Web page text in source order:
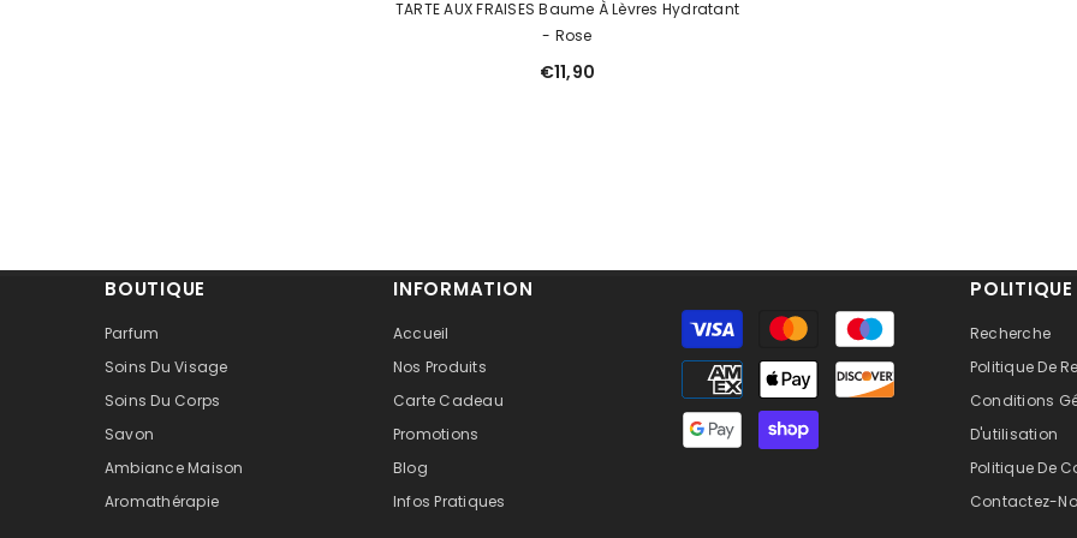
TARTE AUX FRAISES Baume À Lèvres Hydratant
- Rose
€11,90
BOUTIQUE
Parfum
Soins Du Visage
Soins Du Corps
Savon
Ambiance Maison
Aromathérapie
INFORMATION
Accueil
Nos Produits
Carte Cadeau
Promotions
Blog
Infos Pratiques
Moyens
de
paiement
POLITIQUE
Recherche
Politique De
Conditions
D'utilisation
Politique De
Contactez-